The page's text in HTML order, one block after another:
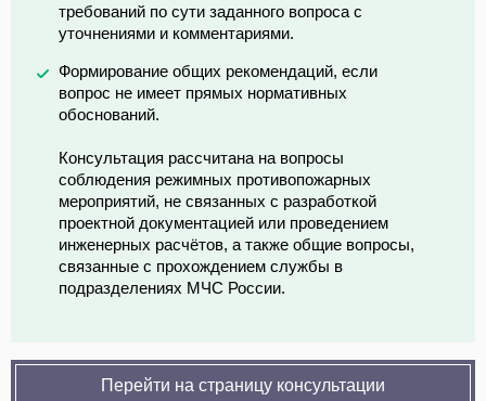
требований по сути заданного вопроса с
уточнениями и комментариями.
Формирование общих рекомендаций, если
вопрос не имеет прямых нормативных
обоснований.
Консультация рассчитана на вопросы
соблюдения режимных противопожарных
мероприятий, не связанных с разработкой
проектной документацией или проведением
инженерных расчётов, а также общие вопросы,
связанные с прохождением службы в
подразделениях МЧС России.
Перейти на страницу консультации